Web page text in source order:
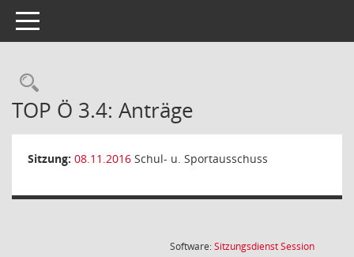
Toggle navigation
Rechercheauswahl
TOP Ö 3.4: Anträge
Sitzung: 08.11.2016 Schul- u. Sportausschuss
Software:SitzungsdienstSession(Wird in